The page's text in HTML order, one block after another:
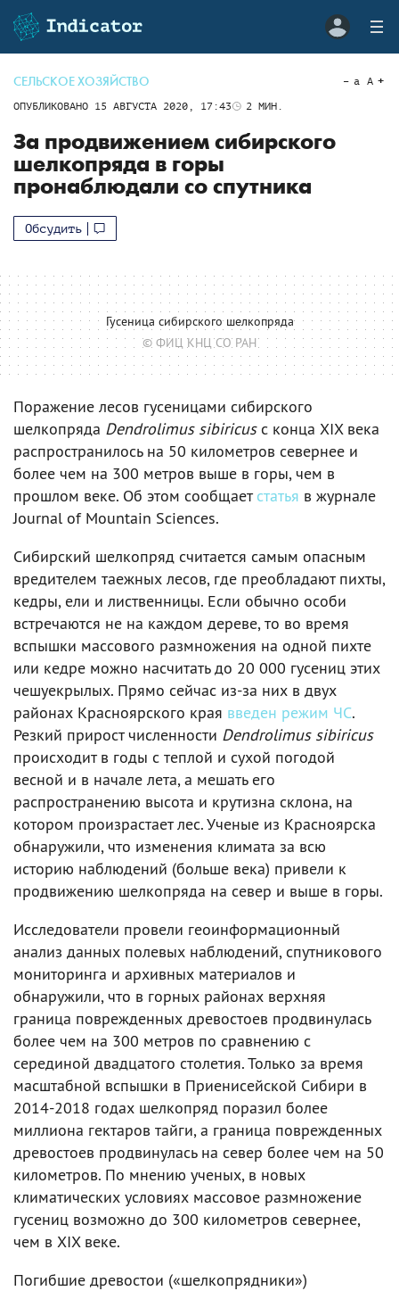
СЕЛЬСКОЕ ХОЗЯЙСТВО
ОПУБЛИКОВАНО 15 АВГУСТА 2020, 17:43 2 МИН.
a A
За продвижением сибирского
шелкопряда в горы
пронаблюдали со спутника
Обсудить
Гусеница сибирского шелкопряда
© ФИЦ КНЦ СО РАН
Поражение лесов гусеницами сибирского
шелкопряда Dendrolimus sibiricusс конца XIX века
распространилось на 50 километров севернее и
более чем на 300 метров выше в горы, чем в
прошлом веке. Об этом сообщаетстатья в журнале
Journal of Mountain Sciences.
Сибирский шелкопряд считается самым опасным
вредителем таежных лесов, где преобладают пихты,
кедры, ели и лиственницы. Если обычно особи
встречаются не на каждом дереве, то во время
вспышки массового размножения на одной пихте
или кедре можно насчитать до 20 000 гусениц этих
чешуекрылых. Прямо сейчас из-за них в двух
районах Красноярского края введен режим ЧС.
Резкий прирост численности Dendrolimus sibiricus
происходит в годы с теплой и сухой погодой
весной и в начале лета, а мешать его
распространению высота и крутизна склона, на
котором произрастает лес. Ученые из Красноярска
обнаружили, что изменения климата за всю
историю наблюдений (больше века) привели к
продвижению шелкопряда на север и выше в горы.
Исследователи провели геоинформационный
анализ данных полевых наблюдений, спутникового
мониторинга и архивных материалов и
обнаружили, что в горных районах верхняя
граница поврежденных древостоев продвинулась
более чем на 300 метров по сравнению с
серединой двадцатого столетия. Только за время
масштабной вспышки в Приенисейской Сибири в
2014-2018 годах шелкопряд поразил более
миллиона гектаров тайги, а граница поврежденных
древостоев продвинулась на север более чем на 50
километров. По мнению ученых, в новых
климатических условиях массовое размножение
гусениц возможно до 300 километров севернее,
чем в XIX веке.
Погибшие древостои («шелкопрядники»)